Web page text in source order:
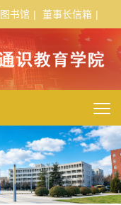
图书馆 | 董事长信箱 |